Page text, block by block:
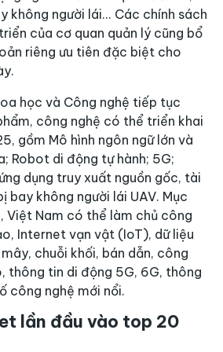
không người lái... Các chính sách
của cơ quan quản lý cũng bổ
riêng ưu tiên đặc biệt cho
học và Công nghệ tiếp tục
công nghệ có thể triển khai
gồm Mô hình ngôn ngữ lớn và
Robot di động tự hành; 5G;
dụng truy xuất nguồn gốc, tài
bay không người lái UAV. Mục
Việt Nam có thể làm chủ công
Internet vạn vật (IoT), dữ liệu
chuỗi khối, bán dẫn, công
thông tin di động 5G, 6G, thông
công nghệ mới nổi.
lần đầu vào top 20